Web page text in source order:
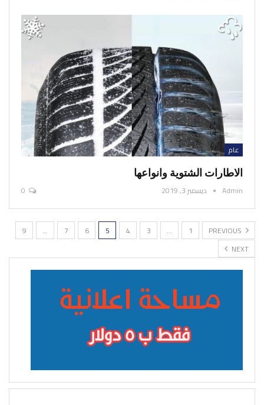
عام
الاطارات الشتوية وانواعها
Admin ديسمبر 3, 2019
1
…
3
4
5
6
7
…
9
NEXT